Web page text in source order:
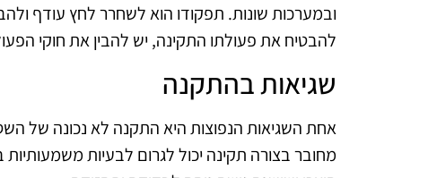
ובמערכות שונות. תפקודו הוא לשחרר לחץ עודף
להבטיח את פעולתו התקינה, יש להבין את חוקי
שגיאות בהתקנה
אחת השגיאות הנפוצות היא התקנה לא נכונה של
מחובר בצורה תקינה יכול לגרום לבעיות